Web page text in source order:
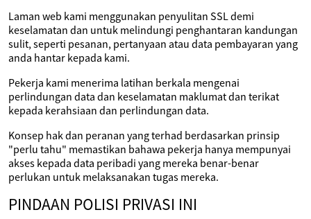
Laman web kami menggunakan penyulitan SSL demi
keselamatan dan untuk melindungi penghantaran kandungan
sulit, seperti pesanan, pertanyaan atau data pembayaran yang
anda hantar kepada kami.
Pekerja kami menerima latihan berkala mengenai
perlindungan data dan keselamatan maklumat dan terikat
kepada kerahsiaan dan perlindungan data.
Konsep hak dan peranan yang terhad berdasarkan prinsip
"perlu tahu" memastikan bahawa pekerja hanya mempunyai
akses kepada data peribadi yang mereka benar-benar
perlukan untuk melaksanakan tugas mereka.
PINDAAN POLISI PRIVASI INI